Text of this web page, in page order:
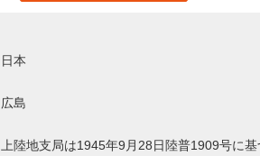
日本
広島
上陸地支局は1945年9月28日陸普1909号に